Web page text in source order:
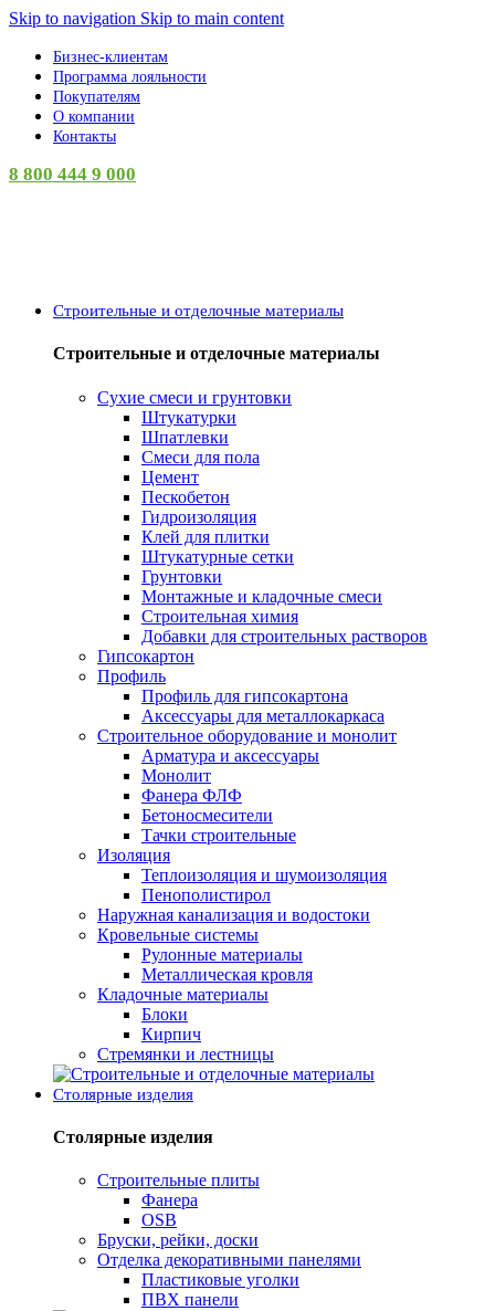
Skip to navigation Skip to main content
Бизнес-клиентам
Программа лояльности
Покупателям
О компании
Контакты
8 800 444 9 000
Строительные и отделочные материалы
Строительные и отделочные материалы
Сухие смеси и грунтовки
Штукатурки
Шпатлевки
Смеси для пола
Цемент
Пескобетон
Гидроизоляция
Клей для плитки
Штукатурные сетки
Грунтовки
Монтажные и кладочные смеси
Строительная химия
Добавки для строительных растворов
Гипсокартон
Профиль
Профиль для гипсокартона
Аксессуары для металлокаркаса
Строительное оборудование и монолит
Арматура и аксессуары
Монолит
Фанера ФЛФ
Бетоносмесители
Тачки строительные
Изоляция
Теплоизоляция и шумоизоляция
Пенополистирол
Наружная канализация и водостоки
Кровельные системы
Рулонные материалы
Металлическая кровля
Кладочные материалы
Блоки
Кирпич
Стремянки и лестницы
Столярные изделия
Столярные изделия
Строительные плиты
Фанера
OSB
Бруски, рейки, доски
Отделка декоративными панелями
Пластиковые уголки
ПВХ панели